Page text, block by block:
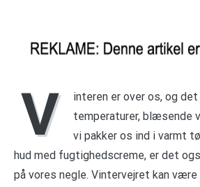
V
interen er over os, og
temperaturer, blæsende
vi pakker os ind i varmt
hud med fugtighedscreme, er det
på vores negle. Vintervejret kan